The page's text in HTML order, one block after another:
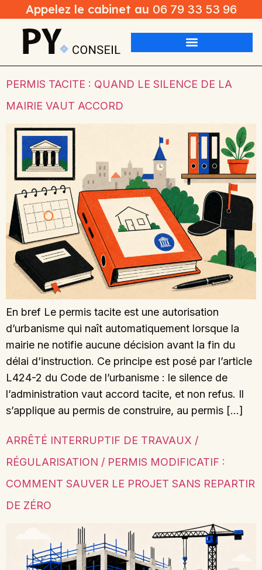
Appelez le cabinet au 06 79 33 53 96
PERMIS TACITE : QUAND LE SILENCE DE LA
MAIRIE VAUT ACCORD
En bref Le permis tacite est une autorisation
d’urbanisme qui naît automatiquement lorsque la
mairie ne notifie aucune décision avant la fin du
délai d’instruction. Ce principe est posé par l’article
L424-2 du Code de l’urbanisme : le silence de
l’administration vaut accord tacite, et non refus. Il
s’applique au permis de construire, au permis […]
ARRÊTÉ INTERRUPTIF DE TRAVAUX /
RÉGULARISATION / PERMIS MODIFICATIF :
COMMENT SAUVER LE PROJET SANS REPARTIR
DE ZÉRO